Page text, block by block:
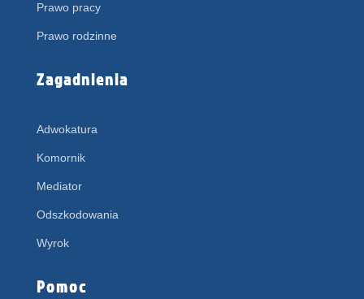
Prawo pracy
Prawo rodzinne
Zagadnienia
Adwokatura
Komornik
Mediator
Odszkodowania
Wyrok
Pomoc